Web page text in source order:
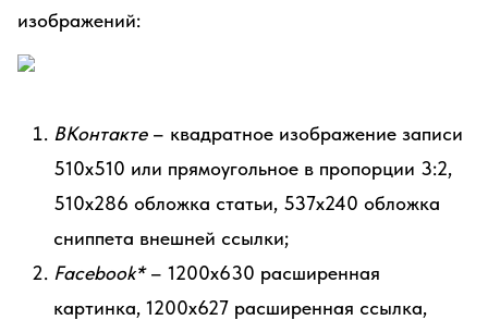
изображений:
ВКонтакте– квадратное изображение записи
510х510 или прямоугольное в пропорции 3:2,
510х286 обложка статьи, 537х240 обложка
сниппета внешней ссылки;
Facebook*– 1200х630 расширенная
картинка, 1200х627 расширенная ссылка,